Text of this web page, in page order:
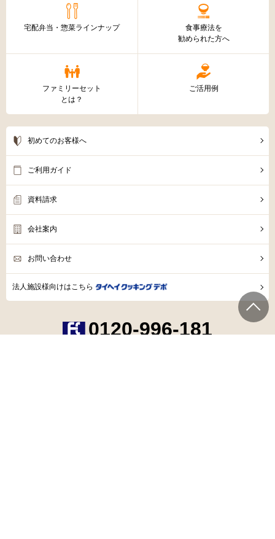
宅配弁当・惣菜ラインナップ
食事療法を
勧められた方へ
ファミリーセット
とは？
ご活用例
初めてのお客様へ
ご利用ガイド
資料請求
会社案内
お問い合わせ
法人施設様向けはこちら
0120-996-181